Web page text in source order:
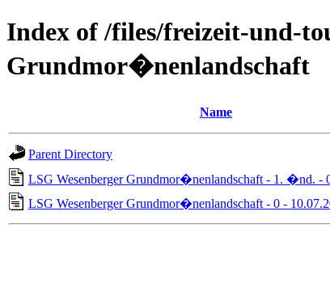
Index of /files/freizeit-und-
Grundmor�nenlandschaft
Name
Parent Directory
LSG Wesenberger Grundmor�nenlandschaft - 1. �nd. -
LSG Wesenberger Grundmor�nenlandschaft - 0 -